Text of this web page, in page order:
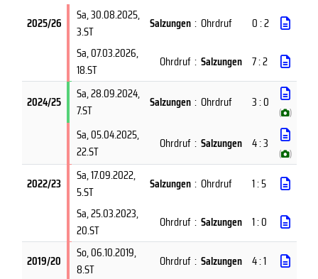
2025/26 Sa, 30.08.2025,
3.ST
Salzungen : Ohrdruf
0 : 2
Sa, 07.03.2026,
18.ST
Ohrdruf : Salzungen 7 : 2
2024/25 Sa, 28.09.2024,
7.ST
Salzungen : Ohrdruf 3 : 0
( )
Sa, 05.04.2025,
22.ST
Ohrdruf : Salzungen 4 : 3
( )
2022/23 Sa, 17.09.2022,
5.ST
Salzungen : Ohrdruf
1 : 5
Sa, 25.03.2023,
20.ST
Ohrdruf : Salzungen 1 : 0
2019/20 So, 06.10.2019,
8.ST
Ohrdruf : Salzungen 4 : 1